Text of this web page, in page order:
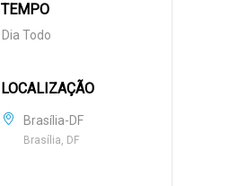
TEMPO
Dia Todo
LOCALIZAÇÃO
Brasília-DF
Brasília, DF